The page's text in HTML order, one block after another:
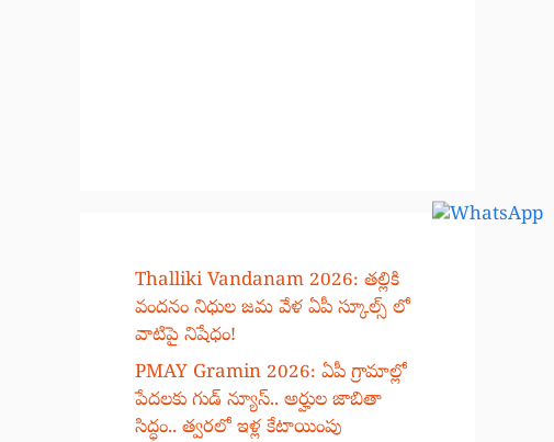
Thalliki Vandanam 2026: తల్లికి
వందనం నిధుల జమ వేళ ఏపీ స్కూల్స్ లో
వాటిపై నిషేధం!
PMAY Gramin 2026: ఏపీ గ్రామాల్లో
పేదలకు గుడ్ న్యూస్.. అర్హుల జాబితా
సిద్ధం.. త్వరలో ఇళ్ల కేటాయింపు